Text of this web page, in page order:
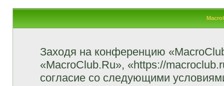
Заходя на конференцию
«MacroClub.Ru», «https://
согласие со следующими